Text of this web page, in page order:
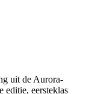
uit de Aurora-
editie, eersteklas